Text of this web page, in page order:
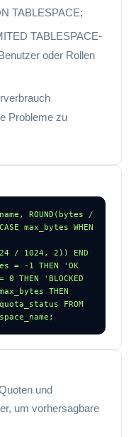
TABLESPACE;
TABLESPACE-
oder Rollen
Probleme zu
ROUND(bytes /
max_bytes WHEN
/ 1024, 2)) END
= -1 THEN 'OK
THEN 'BLOCKED
THEN
FROM
und
um vorhersagbare